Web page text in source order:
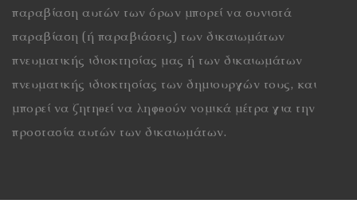
παραβίαση αυτών των όρων μπορεί να συνιστά
παραβίαση (ή παραβιάσεις) των δικαιωμάτων
πνευματικής ιδιοκτησίας μας ή των δικαιωμάτων
πνευματικής ιδιοκτησίας των δημιουργών τους, και
μπορεί να ζητηθεί να ληφθούν νομικά μέτρα για την
προστασία αυτών των δικαιωμάτων.